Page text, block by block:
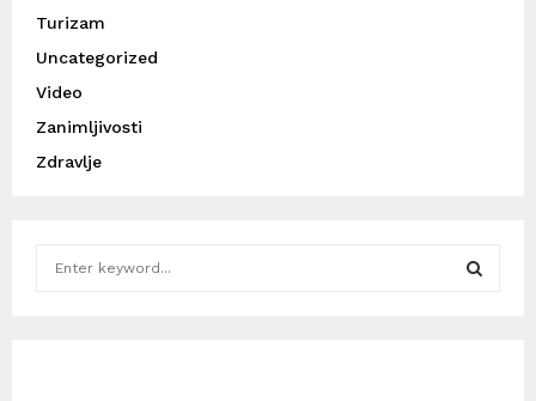
Turizam
Uncategorized
Video
Zanimljivosti
Zdravlje